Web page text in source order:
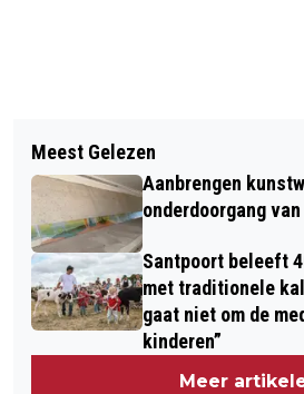
WILLEM VERZAMELT
GAAT VOOR GOUD
LANCEERPARTY
JE BIEB-SPECIAL
Meest Gelezen
Aanbrengen
onderdoorgang
Santpoort beleeft
met traditionele
gaat niet om de
kinderen”
Meer